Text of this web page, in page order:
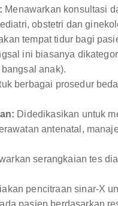
Menawarkan konsultasi
obstetri dan
tempat tidur bagi
ini biasanya
anak).
berbagai prosedur
Didedikasikan untuk
antenatal,
serangkaian tes
pencitraan sinar-X
pasien berdasarkan